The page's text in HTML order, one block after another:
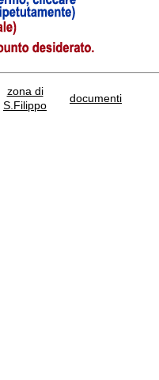
zona di
S.Filippo
documenti